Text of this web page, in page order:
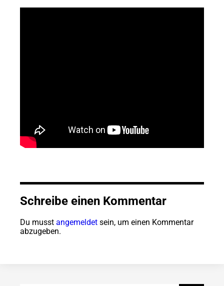
Schreibe einen Kommentar
Du musst angemeldet sein, um einen Kommentar
abzugeben.